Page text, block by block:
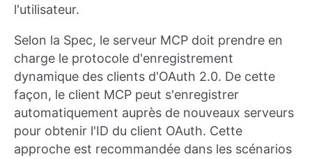
l'utilisateur.
Selon la Spec, le serveur MCP doit prendre en
charge le protocole d'enregistrement
dynamique des clients d'OAuth 2.0. De cette
façon, le client MCP peut s'enregistrer
automatiquement auprès de nouveaux serveurs
pour obtenir l'ID du client OAuth. Cette
approche est recommandée dans les scénarios